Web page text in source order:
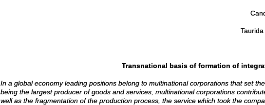
Transnational basis of formation of
In a global economy leading positions belong to multinational corporations that set
being the largest producer of goods and services, multinational corporations
well as the fragmentation of the production process, the service which took the